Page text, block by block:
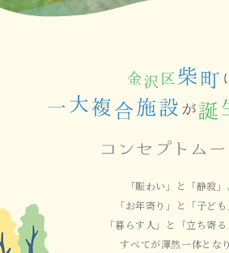
「賑わい」と「静寂」
「お年寄り」と「子ども
「暮らす人」と「立ち寄る
すべてが渾然一体となり